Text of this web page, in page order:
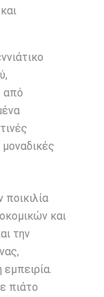
από
μοναδικές
και
την
εμπειρία.
πιάτο